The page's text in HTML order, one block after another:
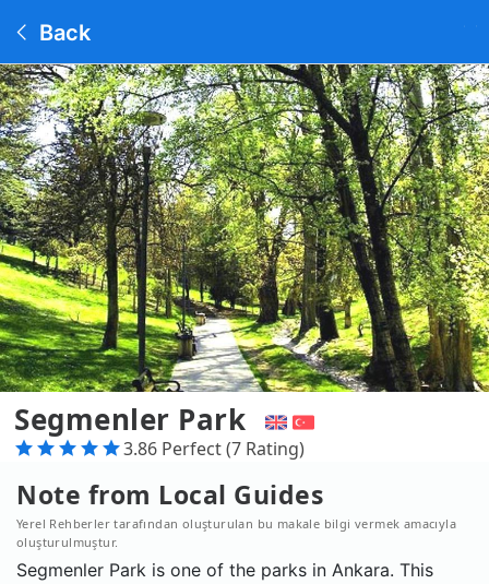
Back
Segmenler Park
3.86 Perfect (7 Rating)
Note from Local Guides
Yerel Rehberler tarafından oluşturulan bu makale bilgi vermek amacıyla
oluşturulmuştur.
Segmenler Park is one of the parks in Ankara. This